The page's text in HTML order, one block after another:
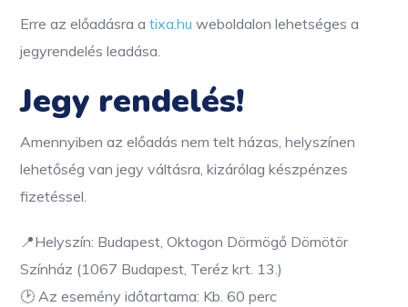
Erre az előadásra atixa.hu weboldalon lehetséges a
jegyrendelés leadása.
Jegy rendelés!
Amennyiben az előadás nem telt házas, helyszínen
lehetőség van jegy váltásra, kizárólag készpénzes
fizetéssel.
📍Helyszín: Budapest, Oktogon Dörmögő Dömötör
Színház (1067 Budapest, Teréz krt. 13.)
🕑 Az esemény időtartama: Kb. 60 perc